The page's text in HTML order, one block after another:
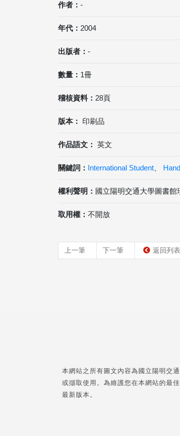
作者： -
年代： 2004
出版者： -
數量： 1冊
稽核資料： 28頁
版本： 印刷品
作品語文： 英文
關鍵詞： International Student
權利聲明： 國立陽明交通大學圖書館
取用權： 不開放
上一筆 下一筆 返回列表
本網站之所有圖文內容為國立陽明交
或擷取使用。為維護您在本網站的最
最新版本。